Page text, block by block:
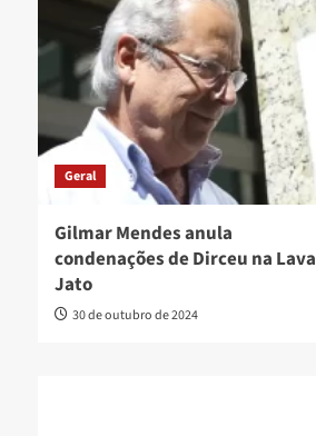
Geral
Gilmar Mendes anula
condenações de Dirceu na Lava
Jato
30 de outubro de 2024